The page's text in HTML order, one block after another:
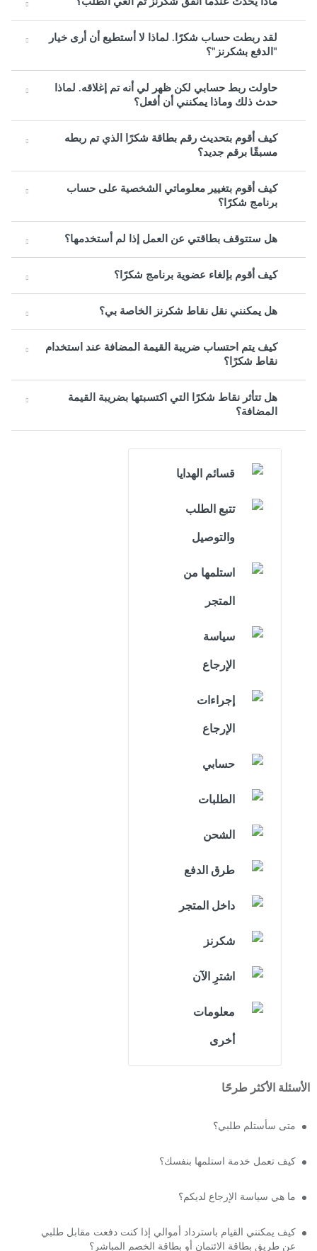
لقد ربطت حساب شكرًا. لماذا لا أستطيع أن أرى خيار
"الدفع بشكرنز"؟
حاولت ربط حسابي لكن ظهر لي أنه تم إغلاقه. لماذا
حدث ذلك وماذا يمكنني أن أفعل؟
كيف أقوم بتحديث رقم بطاقة شكرًا الذي تم ربطه
مسبقًا برقم جديد؟
كيف أقوم بتغيير معلوماتي الشخصية على حساب
برنامج شكرًا؟
هل ستتوقف بطاقتي عن العمل إذا لم أستخدمها؟
كيف أقوم بإلغاء عضوية برنامج شكرًا؟
هل يمكنني نقل نقاط شكرنز الخاصة بي؟
كيف يتم احتساب ضريبة القيمة المضافة عند استخدام
نقاط شكرًا؟
هل تتأثر نقاط شكرًا التي اكتسبتها بضريبة القيمة
المضافة؟
قسائم الهدايا
تتبع الطلب
والتوصيل
استلمها من
المتجر
سياسة
الإرجاع
إجراءات
الإرجاع
حسابي
الطلبات
الشحن
طرق الدفع
داخل المتجر
شكرنز
اشترِ الآن
معلومات
أخرى
الأسئلة الأكثر طرحًا
متى سأستلم طلبي؟
كيف تعمل خدمة استلمها بنفسك؟
ما هي سياسة الإرجاع لديكم؟
كيف يمكنني القيام باسترداد أموالي إذا كنت دفعت مقابل طلبي
عن طريق بطاقة الائتمان أو بطاقة الخصم المباشر؟